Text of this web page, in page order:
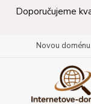
Doporučujeme
Novou doménu